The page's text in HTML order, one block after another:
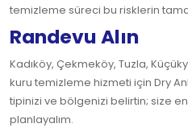
temizleme süreci bu risklerin
Randevu Alın
Kadıköy, Çekmeköy, Tuzla,
kuru temizleme hizmeti için Dry
tipinizi ve bölgenizi belirtin; size
planlayalım.